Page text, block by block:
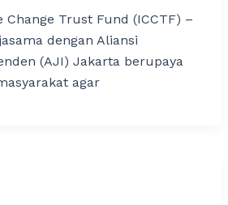
Change Trust Fund (ICCTF) –
dengan Aliansi
(AJI) Jakarta berupaya
agar